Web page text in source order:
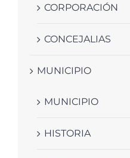
CORPORACIÓN
CONCEJALIAS
MUNICIPIO
MUNICIPIO
HISTORIA